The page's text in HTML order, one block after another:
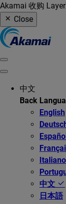
Akamai 收购
Close
中文
Back
English
Italiano
中文
日本語